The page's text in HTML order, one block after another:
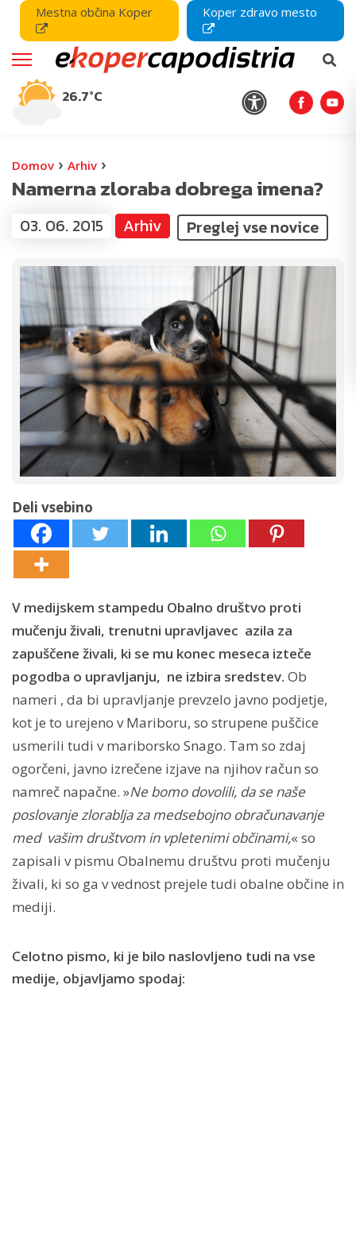
Mestna občina Koper Koper zdravo mesto
26.7°C
Domov › Arhiv ›
Namerna zloraba dobrega imena?
03. 06. 2015 Arhiv Preglej vse novice
Deli vsebino
V medijskem stampedu Obalno društvo proti
mučenju živali, trenutni upravljavec azila za
zapuščene živali, ki se mu konec meseca izteče
pogodba o upravljanju, ne izbira sredstev. Ob
nameri , da bi upravljanje prevzelo javno podjetje,
kot je to urejeno v Mariboru, so strupene puščice
usmerili tudi v mariborsko Snago. Tam so zdaj
ogorčeni, javno izrečene izjave na njihov račun so
namreč napačne. »Ne bomo dovolili, da se naše
poslovanje zlorablja za medsebojno obračunavanje
med vašim društvom in vpletenimi občinami,« so
zapisali v pismu Obalnemu društvu proti mučenju
živali, ki so ga v vednost prejele tudi obalne občine in
mediji.
Celotno pismo, ki je bilo naslovljeno tudi na vse
medije, objavljamo spodaj: